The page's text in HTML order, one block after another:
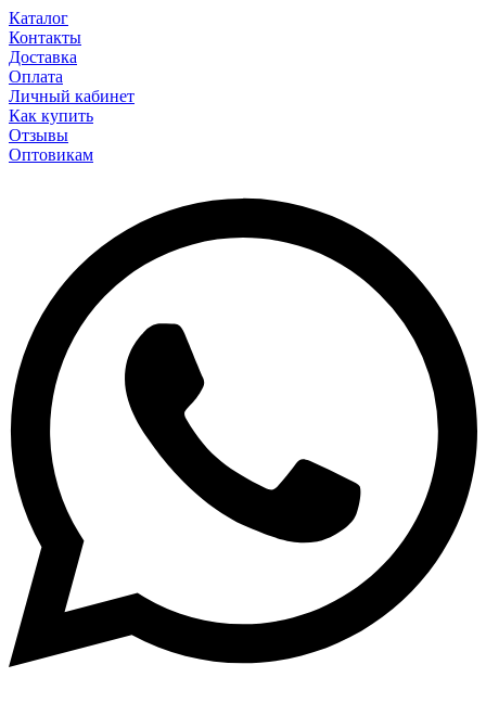
Каталог
Контакты
Доставка
Оплата
Личный кабинет
Как купить
Отзывы
Оптовикам